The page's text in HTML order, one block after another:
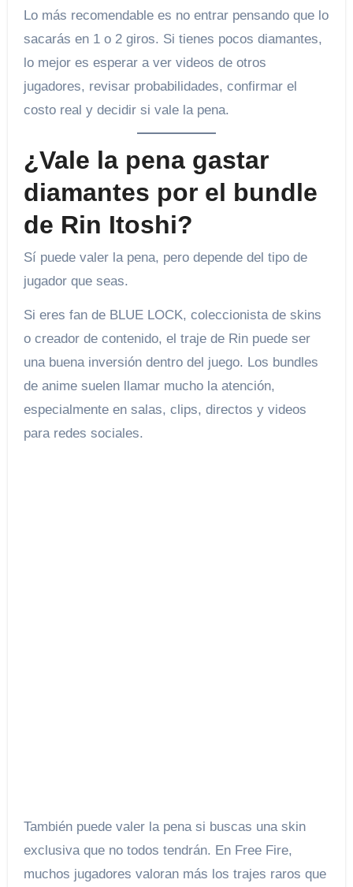
Lo más recomendable es no entrar pensando que lo
sacarás en 1 o 2 giros. Si tienes pocos diamantes,
lo mejor es esperar a ver videos de otros
jugadores, revisar probabilidades, confirmar el
costo real y decidir si vale la pena.
¿Vale la pena gastar
diamantes por el bundle
de Rin Itoshi?
Sí puede valer la pena, pero depende del tipo de
jugador que seas.
Si eres fan de BLUE LOCK, coleccionista de skins
o creador de contenido, el traje de Rin puede ser
una buena inversión dentro del juego. Los bundles
de anime suelen llamar mucho la atención,
especialmente en salas, clips, directos y videos
para redes sociales.
También puede valer la pena si buscas una skin
exclusiva que no todos tendrán. En Free Fire,
muchos jugadores valoran más los trajes raros que